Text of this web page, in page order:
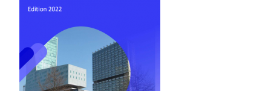
LES CLUBS DES PLACES TERTIAIRES
VERIQUALIS